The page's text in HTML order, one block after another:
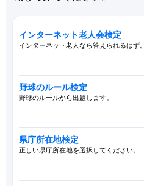
インターネット老人会検定
インターネット老人なら答えられるはず。
野球のルール検定
野球のルールから出題します。
県庁所在地検定
正しい県庁所在地を選択してください。